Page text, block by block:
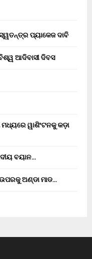
ପ୍ୟାକେଜ ଦାବି
ଆଦିବାସୀ ଦିବସ
ୱାଶିଂଟନକୁ କଡ଼ା
ବୟାନ…
ଅଣ୍ଡା ମାଡ…